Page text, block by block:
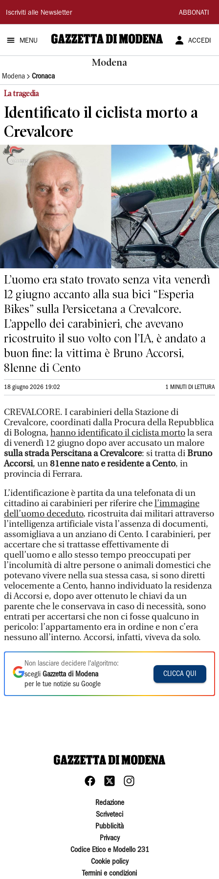
Gazzetta
di
Modena
Iscriviti alle Newsletter ABBONATI
MENU ACCEDI
Modena
Modena Cronaca
La tragedia
Identificato il ciclista morto a
Crevalcore
L’uomo era stato trovato senza vita venerdì
12 giugno accanto alla sua bici “Esperia
Bikes” sulla Persicetana a Crevalcore.
L’appello dei carabinieri, che avevano
ricostruito il suo volto con l’IA, è andato a
buon fine: la vittima è Bruno Accorsi,
81enne di Cento
18 giugno 2026 19:02 1 MINUTI DI LETTURA
CREVALCORE. I carabinieri della Stazione di
Crevalcore, coordinati dalla Procura della Repubblica
di Bologna, hanno identificato il ciclista mortola sera
di venerdì 12 giugno dopo aver accusato un malore
sulla strada Perscitana a Crevalcore: si tratta diBruno
Accorsi, un81enne nato e residente a Cento, in
provincia di Ferrara.
L’identificazione è partita da una telefonata di un
cittadino ai carabinieri per riferire chel’immagine
dell’uomo deceduto, ricostruita dai militari attraverso
l’intelligenza artificiale vista l’assenza di documenti,
assomigliava a un anziano di Cento. I carabinieri, per
accertare che si trattasse effettivamente di
quell’uomo e allo stesso tempo preoccupati per
l’incolumità di altre persone o animali domestici che
potevano vivere nella sua stessa casa, si sono diretti
velocemente a Cento, hanno individuato la residenza
di Accorsi e, dopo aver ottenuto le chiavi da un
parente che le conservava in caso di necessità, sono
entrati per accertarsi che non ci fosse qualcuno in
pericolo: l’appartamento era in ordine e non c’era
nessuno all’interno. Accorsi, infatti, viveva da solo.
Non lasciare decidere l'algoritmo:
scegli Gazzetta di Modena
per le tue notizie su Google
CLICCA QUI
Redazione
Scriveteci
Pubblicità
Privacy
Codice Etico e Modello 231
Cookie policy
Termini e condizioni